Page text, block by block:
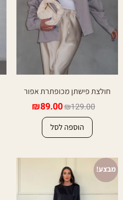
חולצת פישתן מכופתרת אפור
₪129.00
₪89.00
הוספה לסל
מבצע!